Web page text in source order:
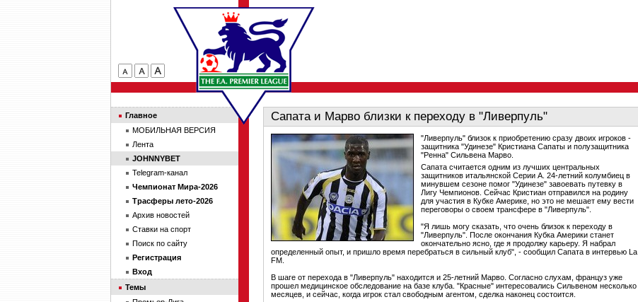
Сапата и Марво близки к переходу в "Ливерпуль"
"Ливерпуль" близок к приобретению сразу двоих игроков -
защитника "Удинезе" Кристиана Сапаты и полузащитника
"Ренна" Сильвена Марво.
Сапата считается одним из лучших центральных
защитников итальянской Серии А. 24-летний колумбиец в
минувшем сезоне помог "Удинезе" завоевать путевку в
Лигу Чемпионов. Сейчас Кристиан отправился на родину
для участия в Кубке Америке, но это не мешает ему вести
переговоры о своем трансфере в "Ливерпуль".
"Я лишь могу сказать, что очень близок к переходу в
"Ливерпуль". После окончания Кубка Америки станет
окончательно ясно, где я продолжу карьеру. Я набрал
определенный опыт, и пришло время перебраться в сильный клуб", - сообщил Сапата в интервью La
FM.
В шаге от перехода в "Ливерпуль" находится и 25-летний Марво. Согласно слухам, француз уже
прошел медицинское обследование на базе клуба. "Красные" интересовались Сильвеном несколько
месяцев, и сейчас, когда игрок стал свободным агентом, сделка наконец состоится.
Главное
МОБИЛЬНАЯ ВЕРСИЯ
Лента
JOHNNYBET
Telegram-канал
Чемпионат Мира-2026
Трасферы лето-2026
Архив новостей
Ставки на спорт
Поиск по сайту
Регистрация
Вход
Темы